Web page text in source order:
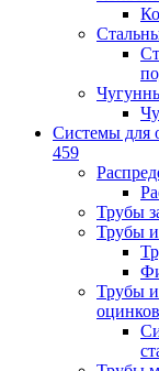
Системы для
459
Трубы
Трубы
Трубы